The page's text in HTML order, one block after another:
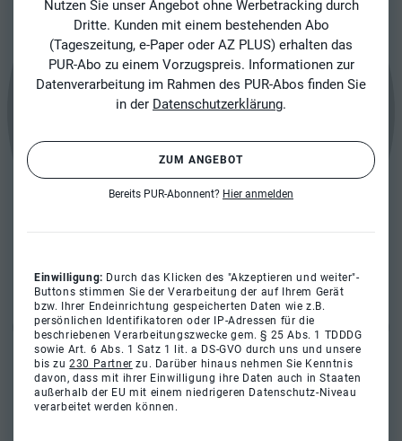
Nutzen Sie unser Angebot ohne Werbetracking durch
Dritte. Kunden mit einem bestehenden Abo
(Tageszeitung, e-Paper oder AZ PLUS) erhalten das
PUR-Abo zu einem Vorzugspreis. Informationen zur
Datenverarbeitung im Rahmen des PUR-Abos finden Sie
in der Datenschutzerklärung.
ZUM ANGEBOT
Bereits PUR-Abonnent? Hier anmelden
Einwilligung: Durch das Klicken des "Akzeptieren und weiter"-
Buttons stimmen Sie der Verarbeitung der auf Ihrem Gerät
bzw. Ihrer Endeinrichtung gespeicherten Daten wie z.B.
persönlichen Identifikatoren oder IP-Adressen für die
beschriebenen Verarbeitungszwecke gem. § 25 Abs. 1 TDDDG
sowie Art. 6 Abs. 1 Satz 1 lit. a DS-GVO durch uns und unsere
bis zu230 Partner zu. Darüber hinaus nehmen Sie Kenntnis
davon, dass mit ihrer Einwilligung ihre Daten auch in Staaten
außerhalb der EU mit einem niedrigeren Datenschutz-Niveau
verarbeitet werden können.